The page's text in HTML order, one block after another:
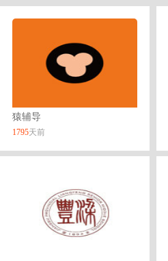
猿辅导
1795天前